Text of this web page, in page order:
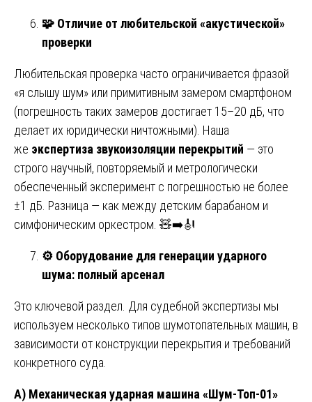
🧩 Отличие от любительской «акустической»
проверки
Любительская проверка часто ограничивается фразой
«я слышу шум» или примитивным замером смартфоном
(погрешность таких замеров достигает 15–20 дБ, что
делает их юридически ничтожными). Наша
же экспертиза звукоизоляции перекрытий — это
строго научный, повторяемый и метрологически
обеспеченный эксперимент с погрешностью не более
±1 дБ. Разница — как между детским барабаном и
симфоническим оркестром. 🧸➡️🎻
⚙️ Оборудование для генерации ударного
шума: полный арсенал
Это ключевой раздел. Для судебной экспертизы мы
используем несколько типов шумотопательных машин, в
зависимости от конструкции перекрытия и требований
конкретного суда.
А) Механическая ударная машина «Шум-Топ-01»